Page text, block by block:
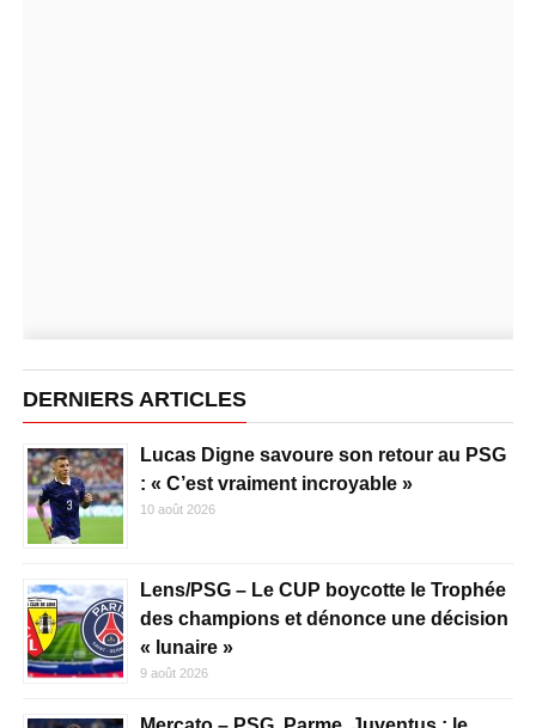
DERNIERS ARTICLES
Lucas Digne savoure son retour au PSG
: « C’est vraiment incroyable »
10 août 2026
Lens/PSG – Le CUP boycotte le Trophée
des champions et dénonce une décision
« lunaire »
9 août 2026